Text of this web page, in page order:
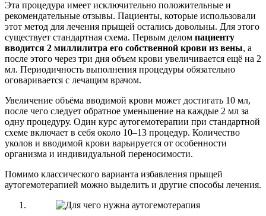
Эта процедура имеет исключительно положительные и
рекомендательные отзывы. Пациенты, которые использовали
этот метод для лечения прыщей остались довольны. Для этого
существует стандартная схема. Первым делом пациенту
вводится 2 миллилитра его собственной крови из вены, а
после этого через три дня объем крови увеличивается ещё на 2
мл. Периодичность выполнения процедуры обязательно
оговаривается с лечащим врачом.
Увеличение объёма вводимой крови может достигать 10 мл,
после чего следует обратное уменьшение на каждые 2 мл за
одну процедуру. Один курс аутогемотерапии при стандартной
схеме включает в себя около 10–13 процедур. Количество
уколов и вводимой крови варьируется от особенности
организма и индивидуальной переносимости.
Помимо классического варианта избавления прыщей
аутогемотерапией можно выделить и другие способы лечения.